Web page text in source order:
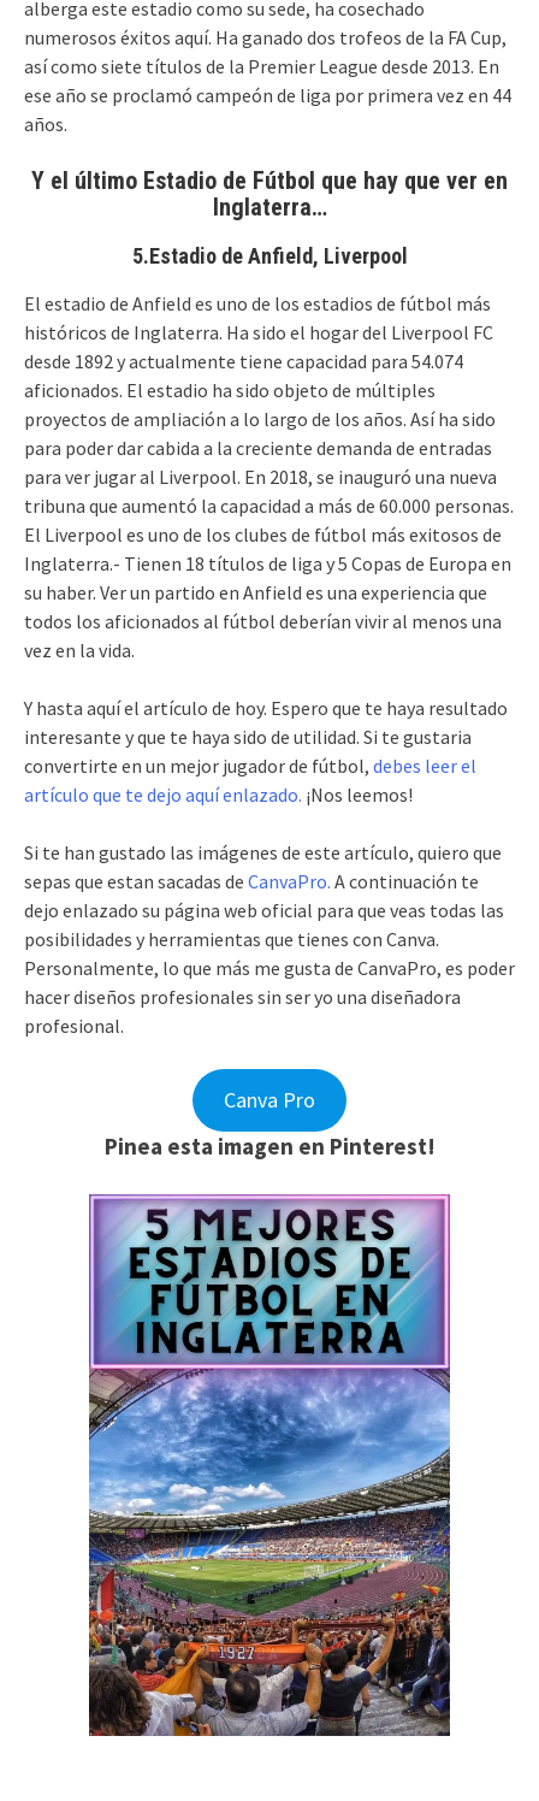
alberga este estadio como su sede, ha cosechado
numerosos éxitos aquí. Ha ganado dos trofeos de la FA Cup,
así como siete títulos de la Premier League desde 2013. En
ese año se proclamó campeón de liga por primera vez en 44
años.
Y el último Estadio de Fútbol que hay que ver en
Inglaterra…
5.Estadio de Anfield, Liverpool
El estadio de Anfield es uno de los estadios de fútbol más
históricos de Inglaterra. Ha sido el hogar del Liverpool FC
desde 1892 y actualmente tiene capacidad para 54.074
aficionados. El estadio ha sido objeto de múltiples
proyectos de ampliación a lo largo de los años. Así ha sido
para poder dar cabida a la creciente demanda de entradas
para ver jugar al Liverpool. En 2018, se inauguró una nueva
tribuna que aumentó la capacidad a más de 60.000 personas.
El Liverpool es uno de los clubes de fútbol más exitosos de
Inglaterra.- Tienen 18 títulos de liga y 5 Copas de Europa en
su haber. Ver un partido en Anfield es una experiencia que
todos los aficionados al fútbol deberían vivir al menos una
vez en la vida.
Y hasta aquí el artículo de hoy. Espero que te haya resultado
interesante y que te haya sido de utilidad. Si te gustaria
convertirte en un mejor jugador de fútbol, debes leer el
artículo que te dejo aquí enlazado. ¡Nos leemos!
Si te han gustado las imágenes de este artículo, quiero que
sepas que estan sacadas de CanvaPro. A continuación te
dejo enlazado su página web oficial para que veas todas las
posibilidades y herramientas que tienes con Canva.
Personalmente, lo que más me gusta de CanvaPro, es poder
hacer diseños profesionales sin ser yo una diseñadora
profesional.
Canva Pro
Pinea esta imagen en Pinterest!